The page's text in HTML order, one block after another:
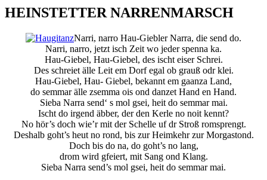
HEINSTETTER NARRENMARSCH
Narri, narro Hau-Giebler Narra, die send do.
Narri, narro, jetzt isch Zeit wo jeder spenna ka.
Hau-Giebel, Hau-Giebel, des ischt eiser Schrei.
Des schreiet älle Leit em Dorf egal ob grauß odr klei.
Hau-Giebel, Hau- Giebel, bekannt em gaanza Land,
do semmar älle zsemma ois ond danzet Hand en Hand.
Sieba Narra send‘ s mol gsei, heit do semmar mai.
Ischt do irgend äbber, der den Kerle no noit kennt?
No hör’s doch wie’r mit der Schelle uf dr Stroß romsprengt.
Deshalb goht’s heut no rond, bis zur Heimkehr zur Morgastond.
Doch bis do na, do goht’s no lang,
drom wird gfeiert, mit Sang ond Klang.
Sieba Narra send’s mol gsei, heit do semmar mai.